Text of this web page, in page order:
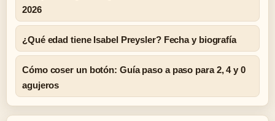
2026
¿Qué edad tiene Isabel Preysler? Fecha y biografía
Cómo coser un botón: Guía paso a paso para 2, 4 y 0
agujeros